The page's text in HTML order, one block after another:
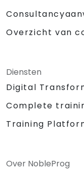
Overzicht van
Diensten
Digital
Complete
Training
Over NobleProg